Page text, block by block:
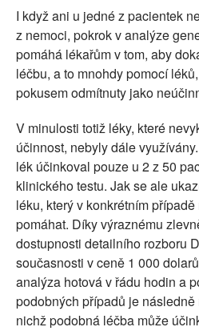
I když ani u jedné z pacientek
z nemoci, pokrok v analýze
pomáhá lékařům v tom, aby
léčbu, a to mnohdy pomocí
pokusem odmítnuty jako
V minulosti totiž léky, které
účinnost, nebyly dále
lék účinkoval pouze u 2 z 50
klinického testu. Jak se ale
léku, který v konkrétním
pomáhat. Díky výraznému
dostupnosti detailního rozboru
současnosti v ceně 1 000
analýza hotová v řádu hodin a
podobných případů je
nichž podobná léčba může